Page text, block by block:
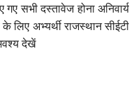
सभी दस्तावेज होना अनिवार्य
लिए अभ्यर्थी राजस्थान सीईटी
देखें